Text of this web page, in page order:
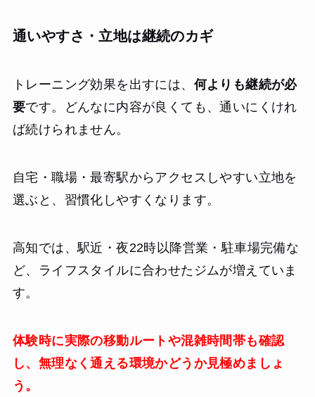
通いやすさ・立地は継続のカギ
トレーニング効果を出すには、 何よりも継続が必
要です。どんなに内容が良くても、通いにくけれ
ば続けられません。
自宅・職場・最寄駅からアクセスしやすい立地を
選ぶと、習慣化しやすくなります。
高知では、駅近・夜22時以降営業・駐車場完備な
ど、ライフスタイルに合わせたジムが増えていま
す。
体験時に実際の移動ルートや混雑時間帯も確認
し、無理なく通える環境かどうか見極めましょ
う。